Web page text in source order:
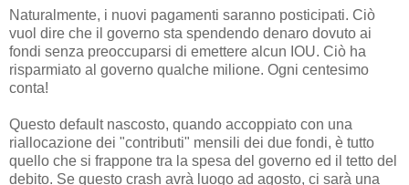
Naturalmente, i nuovi pagamenti saranno posticipati. Ciò
vuol dire che il governo sta spendendo denaro dovuto ai
fondi senza preoccuparsi di emettere alcun IOU. Ciò ha
risparmiato al governo qualche milione. Ogni centesimo
conta!
Questo default nascosto, quando accoppiato con una
riallocazione dei "contributi" mensili dei due fondi, è tutto
quello che si frappone tra la spesa del governo ed il tetto del
debito. Se questo crash avrà luogo ad agosto, ci sarà una